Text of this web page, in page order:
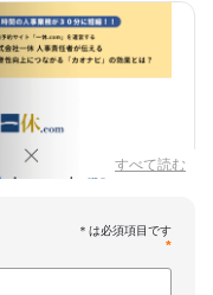
すべて読む
*